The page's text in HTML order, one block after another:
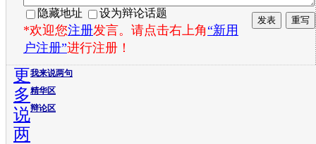
隐藏地址 设为辩论话题
*欢迎您注册发言。请点击右上角“新用
户注册”进行注册！
我来说两句
精华区
辩论区
更
多
说
两